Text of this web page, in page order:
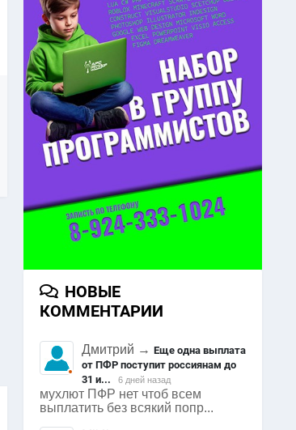
НОВЫЕ
КОММЕНТАРИИ
Дмитрий →Еще одна выплата
от ПФР поступит россиянам до
31 и...
6 дней назад
мухлют ПФР нет чтоб всем
выплатить без всякий попр...